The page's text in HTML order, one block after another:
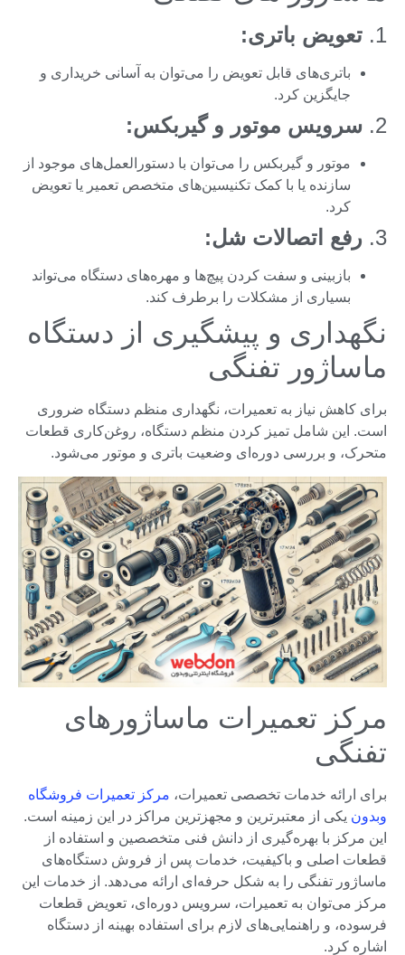
1. تعویض باتری:
باتری‌های قابل تعویض را می‌توان به آسانی خریداری و
جایگزین کرد.
2. سرویس موتور و گیربکس:
موتور و گیربکس را می‌توان با دستورالعمل‌های موجود از
سازنده یا با کمک تکنیسین‌های متخصص تعمیر یا تعویض
کرد.
3. رفع اتصالات شل:
بازبینی و سفت کردن پیچ‌ها و مهره‌های دستگاه می‌تواند
بسیاری از مشکلات را برطرف کند.
نگهداری و پیشگیری از دستگاه
ماساژور تفنگی
برای کاهش نیاز به تعمیرات، نگهداری منظم دستگاه ضروری
است. این شامل تمیز کردن منظم دستگاه، روغن‌کاری قطعات
متحرک، و بررسی دوره‌ای وضعیت باتری و موتور می‌شود.
مرکز تعمیرات ماساژورهای
تفنگی
برای ارائه خدمات تخصصی تعمیرات، مرکز تعمیرات فروشگاه
وبدون یکی از معتبرترین و مجهزترین مراکز در این زمینه است.
این مرکز با بهره‌گیری از دانش فنی متخصصین و استفاده از
قطعات اصلی و باکیفیت، خدمات پس از فروش دستگاه‌های
ماساژور تفنگی را به شکل حرفه‌ای ارائه می‌دهد. از خدمات این
مرکز می‌توان به تعمیرات، سرویس دوره‌ای، تعویض قطعات
فرسوده، و راهنمایی‌های لازم برای استفاده بهینه از دستگاه
اشاره کرد.